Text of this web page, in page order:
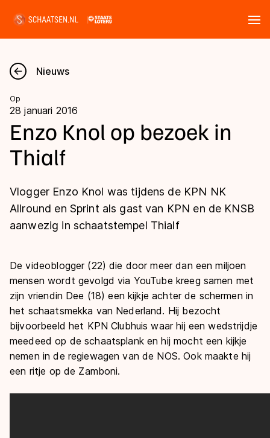
Nieuws
Kalender
Disciplines
Langebaan
Shorttrack
Kunstschaatsen
Schoonrijden
Natuurijs
Uitslagen
Langebaan
Marathon
Inlineskaten
Kunstschaatsen
Tijden & historie
Ranglijsten Langebaan
Persoonlijke records & tijden
Historie & statistiek
De weg op
Inschrijven wedstrijden
Algemene Nederlandse Schaatstijd
Deze zomer de weg op
Waar kan ik schaatsen en skaten?
Schaatsfans
Alles voor jou als schaatsfan
Evenementen
Olympische Spelen
Olympische Spelen
Nieuws
Op
28 januari 2016
Enzo Knol op bezoek in
Thialf
Vlogger Enzo Knol was tijdens de KPN NK
Allround en Sprint als gast van KPN en de KNSB
aanwezig in schaatstempel Thialf
De videoblogger (22) die door meer dan een miljoen
mensen wordt gevolgd via YouTube kreeg samen met
zijn vriendin Dee (18) een kijkje achter de schermen in
het schaatsmekka van Nederland. Hij bezocht
bijvoorbeeld het KPN Clubhuis waar hij een wedstrijdje
meedeed op de schaatsplank en hij mocht een kijkje
nemen in de regiewagen van de NOS. Ook maakte hij
een ritje op de Zamboni.